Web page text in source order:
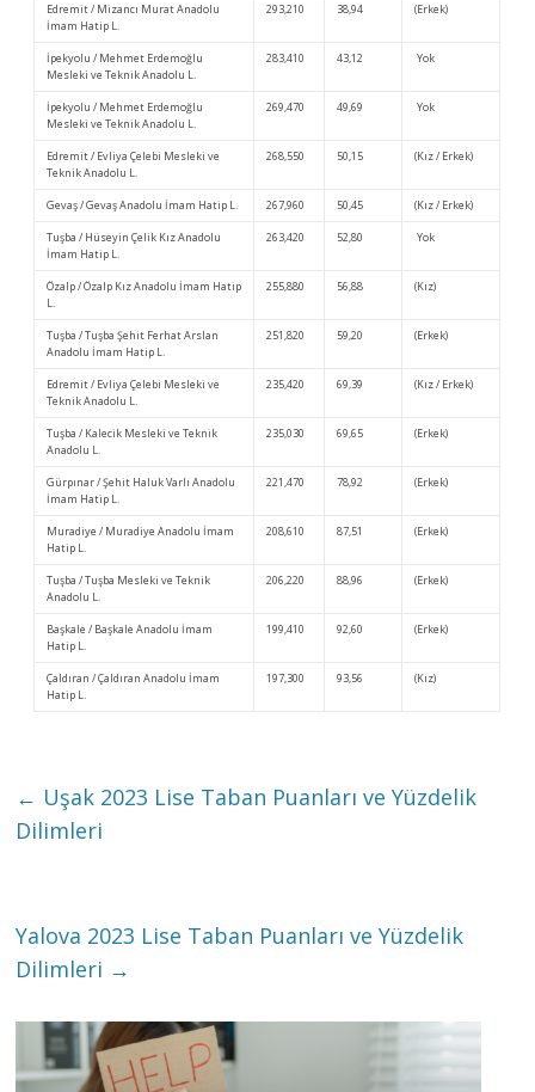
Edremit / Mizancı Murat Anadolu
İmam Hatip L.
293,210 38,94 (Erkek)
İpekyolu / Mehmet Erdemoğlu
Mesleki ve Teknik Anadolu L.
283,410 43,12 Yok
İpekyolu / Mehmet Erdemoğlu
Mesleki ve Teknik Anadolu L.
269,470 49,69 Yok
Edremit / Evliya Çelebi Mesleki ve
Teknik Anadolu L.
268,550 50,15 (Kız / Erkek)
Gevaş / Gevaş Anadolu İmam Hatip L. 267,960 50,45 (Kız / Erkek)
Tuşba / Hüseyin Çelik Kız Anadolu
İmam Hatip L.
263,420 52,80 Yok
Özalp / Özalp Kız Anadolu İmam Hatip
L.
255,880 56,88 (Kız)
Tuşba / Tuşba Şehit Ferhat Arslan
Anadolu İmam Hatip L.
251,820 59,20 (Erkek)
Edremit / Evliya Çelebi Mesleki ve
Teknik Anadolu L.
235,420 69,39 (Kız / Erkek)
Tuşba / Kalecik Mesleki ve Teknik
Anadolu L.
235,030 69,65 (Erkek)
Gürpınar / Şehit Haluk Varlı Anadolu
İmam Hatip L.
221,470 78,92 (Erkek)
Muradiye / Muradiye Anadolu İmam
Hatip L.
208,610 87,51 (Erkek)
Tuşba / Tuşba Mesleki ve Teknik
Anadolu L.
206,220 88,96 (Erkek)
Başkale / Başkale Anadolu İmam
Hatip L.
199,410 92,60 (Erkek)
Çaldıran / Çaldıran Anadolu İmam
Hatip L.
197,300 93,56 (Kız)
← Uşak 2023 Lise Taban Puanları ve Yüzdelik
Dilimleri
Yalova 2023 Lise Taban Puanları ve Yüzdelik
Dilimleri →